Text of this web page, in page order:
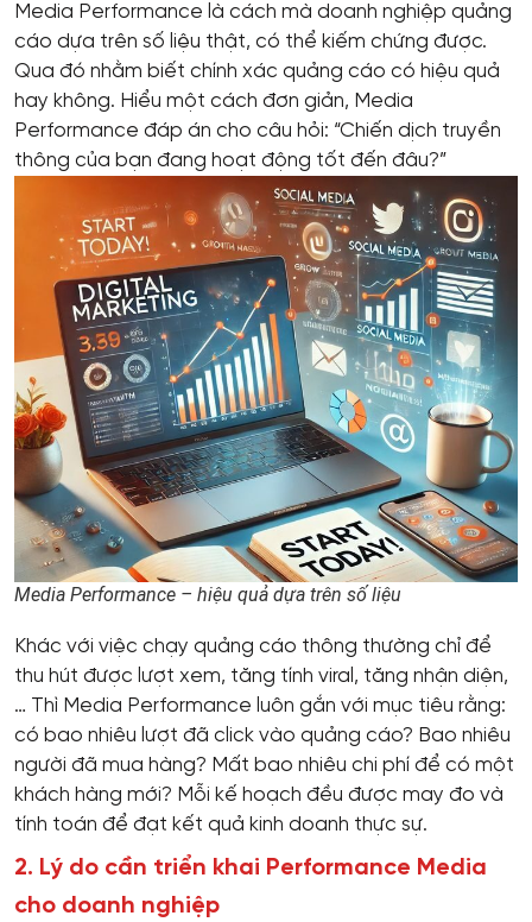
Media Performance là cách mà doanh nghiệp quảng
cáo dựa trên số liệu thật, có thể kiếm chứng được.
Qua đó nhằm biết chính xác quảng cáo có hiệu quả
hay không. Hiểu một cách đơn giản, Media
Performance đáp án cho câu hỏi: “Chiến dịch truyền
thông của bạn đang hoạt động tốt đến đâu?”
Media Performance – hiệu quả dựa trên số liệu
Khác với việc chạy quảng cáo thông thường chỉ để
thu hút được lượt xem, tăng tính viral, tăng nhận diện,
… Thì Media Performance luôn gắn với mục tiêu rằng:
có bao nhiêu lượt đã click vào quảng cáo? Bao nhiêu
người đã mua hàng? Mất bao nhiêu chi phí để có một
khách hàng mới? Mỗi kế hoạch đều được may đo và
tính toán để đạt kết quả kinh doanh thực sự.
2. Lý do cần triển khai Performance Media
cho doanh nghiệp